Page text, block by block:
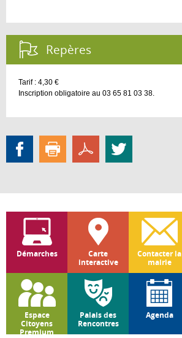
Repères :
Tarif : 4,30 €
Inscription obligatoire au 03 65 81 03 38.
Démarches
Carte
interactive
Contacter la
mairie
Espace
Citoyens
Premium
Palais des
Rencontres
Agenda